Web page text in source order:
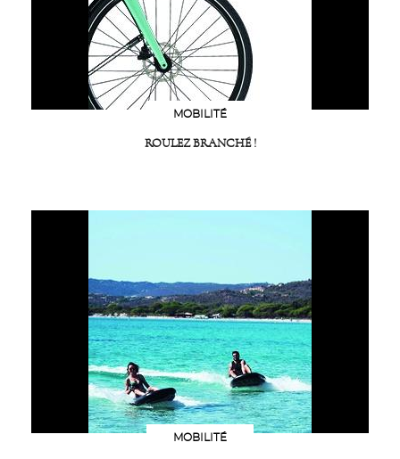
MOBILITÉ
ROULEZ BRANCHÉ !
MOBILITÉ